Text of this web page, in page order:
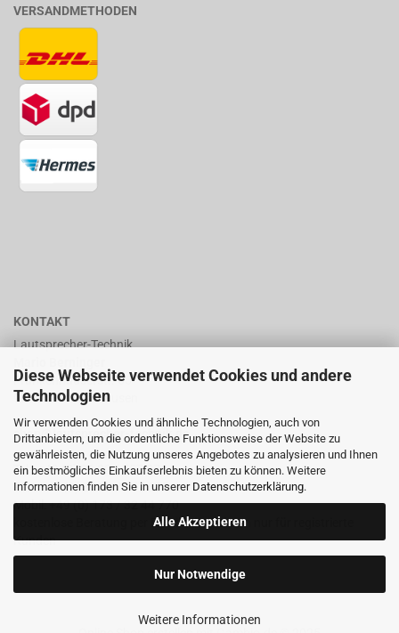
Diese Webseite verwendet Cookies und andere
Technologien
Wir verwenden Cookies und ähnliche Technologien, auch von
Drittanbietern, um die ordentliche Funktionsweise der Website zu
gewährleisten, die Nutzung unseres Angebotes zu analysieren und Ihnen
ein bestmögliches Einkaufserlebnis bieten zu können. Weitere
Informationen finden Sie in unserer Datenschutzerklärung.
Alle Akzeptieren
Nur Notwendige
Weitere Informationen
VERSANDMETHODEN
KONTAKT
Lautsprecher-Technik
Frankenhäuserstr. 65
99706 Sondershausen
shop@lautsprecher-technik.de
Tel.: +49 (0) 36 32 / 757 876
Fax: +49 (0) 36 32 / 757 875
Mobil: +49 (0) 173 / 32 44 770
kostenlose Beratung per Email oder Telefon nur für registrierte
Kunden